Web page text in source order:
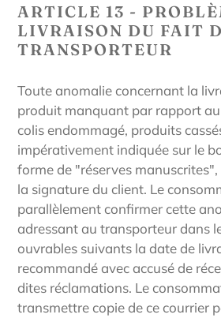
ARTICLE 13 -
LIVRAISON DU FAIT
TRANSPORTEUR
Toute anomalie concernant la
produit manquant par rapport
colis endommagé, produits
impérativement indiquée sur le
forme de "réserves
la signature du client. Le
parallèlement confirmer cette
adressant au transporteur dans
ouvrables suivants la date de
recommandé avec accusé de
dites réclamations. Le
transmettre copie de ce courrier